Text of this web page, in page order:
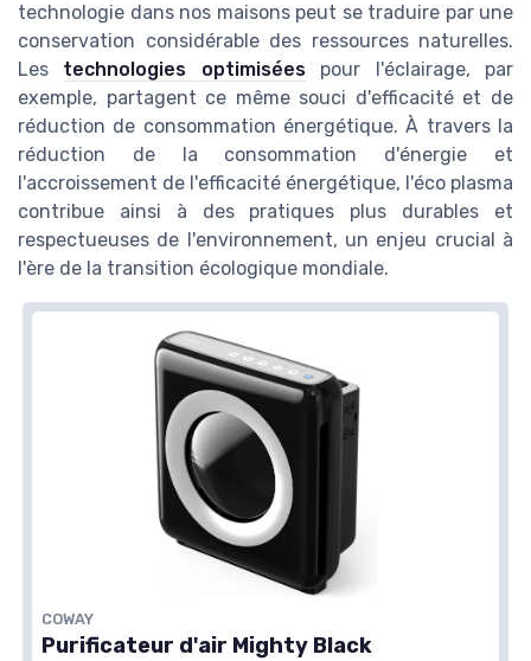
technologie dans nos maisons peut se traduire par une
conservation considérable des ressources naturelles.
Les technologies optimiséespour l'éclairage, par
exemple, partagent ce même souci d'efficacité et de
réduction de consommation énergétique. À travers la
réduction de la consommation d'énergie et
l'accroissement de l'efficacité énergétique, l'éco plasma
contribue ainsi à des pratiques plus durables et
respectueuses de l'environnement, un enjeu crucial à
l'ère de la transition écologique mondiale.
COWAY
Purificateur d'air Mighty Black